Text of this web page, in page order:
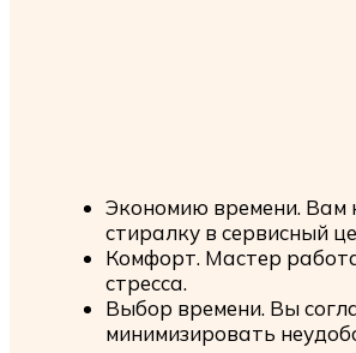
Экономию времени. Вам
стиралку в сервисный
Комфорт. Мастер
стресса.
Выбор времени. Вы
минимизировать